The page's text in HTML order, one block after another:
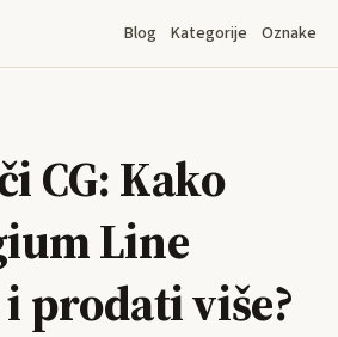
Blog Kategorije Oznake
CG: Kako
Line
prodati više?